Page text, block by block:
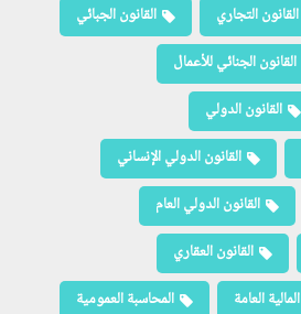
القانون التجاري
القانون الجبائي
القانون الجنائي للأعمال
القانون الدولي
القانون الدولي الإنساني
القانون الدولي العام
القانون العقاري
المالية العامة
المحاسبة العمومية